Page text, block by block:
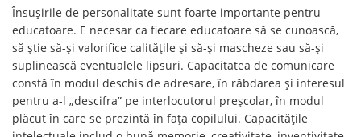
Însușirile de personalitate sunt foarte importante pentru
educatoare. E necesar ca fiecare educatoare să se cunoască,
să știe să-și valorifice calitățile și să-și mascheze sau să-și
suplinească eventualele lipsuri. Capacitatea de comunicare
constă în modul deschis de adresare, în răbdarea și interesul
pentru a-l „descifra” pe interlocutorul preșcolar, în modul
plăcut în care se prezintă în fața copilului. Capacitățile